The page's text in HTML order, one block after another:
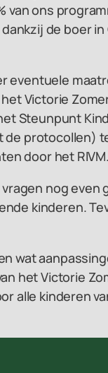
van ons
de boer
eventuele
Victorie
Steunpunt
de protocollen)
door het RIVM.
nog even
kinderen.
wat
het Victorie
alle kinderen